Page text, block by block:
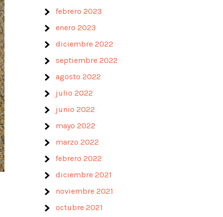
febrero 2023
enero 2023
diciembre 2022
septiembre 2022
agosto 2022
julio 2022
junio 2022
mayo 2022
marzo 2022
febrero 2022
diciembre 2021
noviembre 2021
octubre 2021